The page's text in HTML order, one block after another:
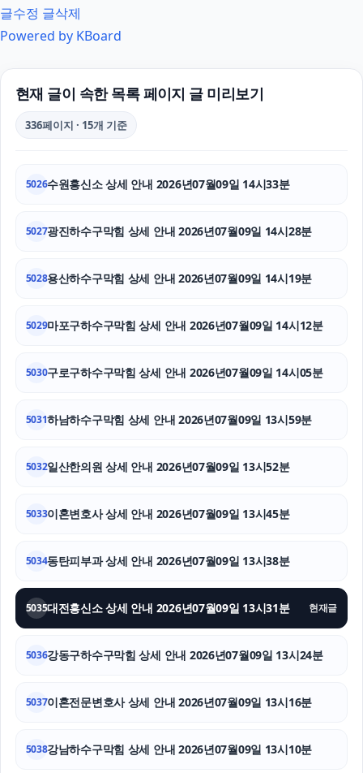
용인이혼전문변호사
마약전문변호사
강남성범죄전문변호사
동탄피부과
양천구하수구막힘
대전이혼전문변호사
글수정 글삭제
Powered by KBoard
현재 글이 속한 목록 페이지 글 미리보기
336페이지 · 15개 기준
5026수원흥신소 상세 안내 2026년07월09일 14시33분
5027광진하수구막힘 상세 안내 2026년07월09일 14시28분
5028용산하수구막힘 상세 안내 2026년07월09일 14시19분
5029마포구하수구막힘 상세 안내 2026년07월09일 14시12분
5030구로구하수구막힘 상세 안내 2026년07월09일 14시05분
5031하남하수구막힘 상세 안내 2026년07월09일 13시59분
5032일산한의원 상세 안내 2026년07월09일 13시52분
5033이혼변호사 상세 안내 2026년07월09일 13시45분
5034동탄피부과 상세 안내 2026년07월09일 13시38분
5035대전흥신소 상세 안내 2026년07월09일 13시31분 현재글
5036강동구하수구막힘 상세 안내 2026년07월09일 13시24분
5037이혼전문변호사 상세 안내 2026년07월09일 13시16분
5038강남하수구막힘 상세 안내 2026년07월09일 13시10분